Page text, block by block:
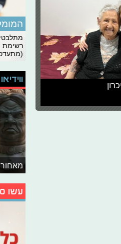
רשימת
ווידיאו
עשו